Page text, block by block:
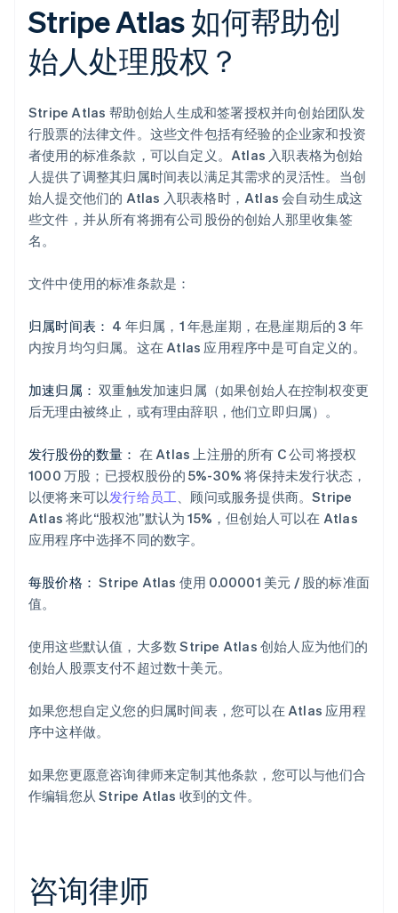
Stripe Atlas 如何帮助创
始人处理股权？
Stripe Atlas 帮助创始人生成和签署授权并向创始团队发
行股票的法律文件。这些文件包括有经验的企业家和投资
者使用的标准条款，可以自定义。Atlas 入职表格为创始
人提供了调整其归属时间表以满足其需求的灵活性。当创
始人提交他们的 Atlas 入职表格时，Atlas 会自动生成这
些文件，并从所有将拥有公司股份的创始人那里收集签
名。
文件中使用的标准条款是：
归属时间表： 4 年归属，1 年悬崖期，在悬崖期后的 3 年
内按月均匀归属。这在 Atlas 应用程序中是可自定义的。
加速归属： 双重触发加速归属（如果创始人在控制权变更
后无理由被终止，或有理由辞职，他们立即归属）。
发行股份的数量： 在 Atlas 上注册的所有 C 公司将授权
1000 万股；已授权股份的 5%-30% 将保持未发行状态，
以便将来可以发行给员工
、顾问或服务提供商。Stripe
Atlas 将此“股权池”默认为 15%，但创始人可以在 Atlas
应用程序中选择不同的数字。
每股价格： Stripe Atlas 使用 0.00001 美元 / 股的标准面
值。
使用这些默认值，大多数 Stripe Atlas 创始人应为他们的
创始人股票支付不超过数十美元。
如果您想自定义您的归属时间表，您可以在 Atlas 应用程
序中这样做。
如果您更愿意咨询律师来定制其他条款，您可以与他们合
作编辑您从 Stripe Atlas 收到的文件。
咨询律师
爱尔兰
English
澳大利亚
English